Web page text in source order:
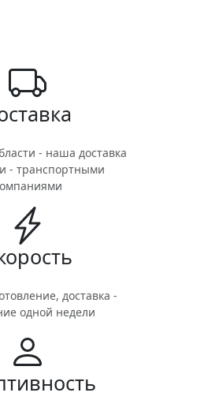
- наша доставка
- транспортными
доставка -
одной недели